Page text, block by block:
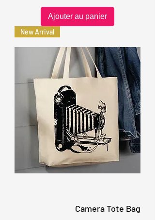
Ajouter au panier
New Arrival
Camera Tote Bag